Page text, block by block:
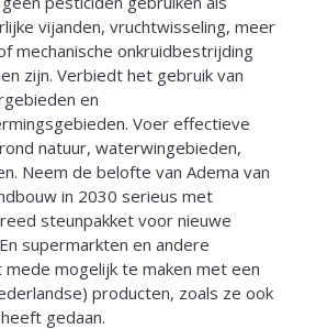
vijanden, vruchtwisseling, meer
mechanische onkruidbestrijding
zijn. Verbiedt het gebruik van
en
Voer effectieve
natuur, waterwingebieden,
Neem de belofte van Adema van
in 2030 serieus met
steunpakket voor nieuwe
supermarkten en andere
mogelijk te maken met een
producten, zoals ze ook
gedaan.